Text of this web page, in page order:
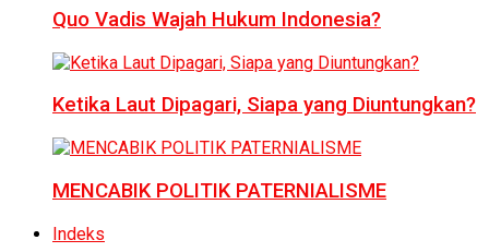
Quo Vadis Wajah Hukum Indonesia?
Ketika Laut Dipagari, Siapa yang Diuntungkan?
MENCABIK POLITIK PATERNIALISME
Indeks